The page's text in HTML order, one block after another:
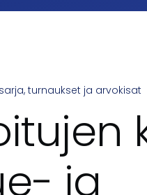
turnaukset ja arvokisat
ja